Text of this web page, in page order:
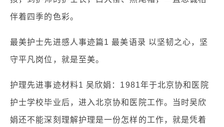
伴着四季的色彩。
最美护士先进感人事迹篇1 最美语录 以坚韧之心，坚
守平凡岗位，就是至美。
护理先进事迹材料1 吴欣娟：1981年于北京协和医院
护士学校毕业后，进入北京协和医院工作。当时吴欣
娟还不能深刻理解护理是一份怎样的工作，就是凭着